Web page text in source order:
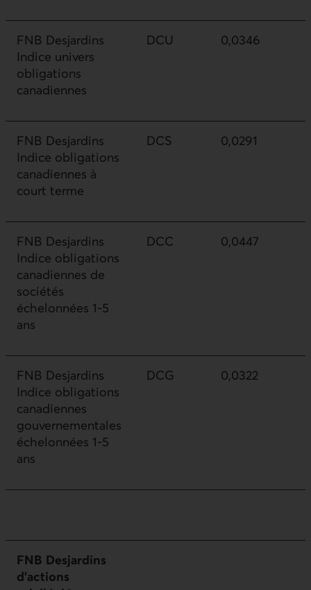
FNB Desjardins
Indice univers
obligations
canadiennes
DCU 0,0346
FNB Desjardins
Indice obligations
canadiennes à
court terme
DCS 0,0291
FNB Desjardins
Indice obligations
canadiennes de
sociétés
échelonnées 1-5
ans
DCC 0,0447
FNB Desjardins
Indice obligations
canadiennes
gouvernementales
échelonnées 1-5
ans
DCG 0,0322
FNB Desjardins
d’actions